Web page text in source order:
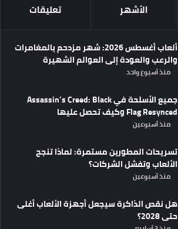
الأشهر تعليقات
ألعاب أغسطس 2026: شهر مزدحم بالمغامرات
والرعب والعودة إلى العوالم الشهيرة
منذ أسبوع واحد
جميع الأسلحة في Assassin’s Creed: Black
Flag Resynced وكيف تحصل عليها
منذ أسبوعين
تسريحات المطورين مستمرة: لماذا تنجح
الألعاب وتفشل الشركات؟
منذ أسبوعين
هل نقص الذاكرة سيجعل أجهزة الألعاب أغلى
حتى 2028؟